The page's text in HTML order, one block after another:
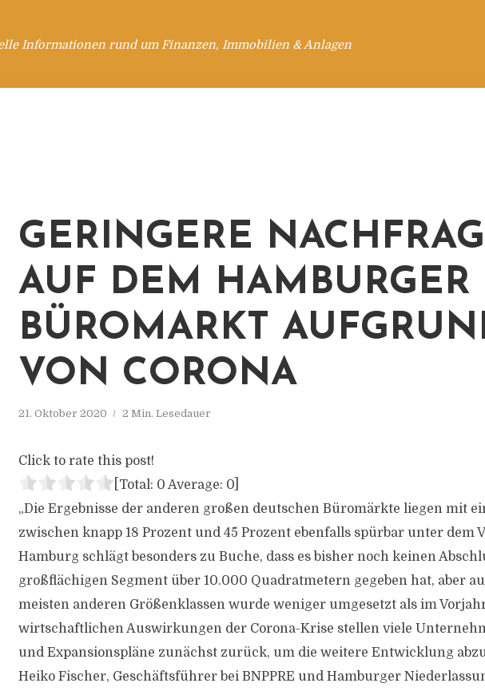
Informationen rund um Finanzen, Immobilien & Anlagen
GERINGERE
AUF DEM HAMBURGER
BÜROMARKT
VON CORONA
21. Oktober 2020 2 Min. Lesedauer
Click to rate this post!
[Total: 0 Average: 0
„Die Ergebnisse der anderen großen deutschen Büromärkte liegen mit
zwischen knapp 18 Prozent und 45 Prozent ebenfalls spürbar unter dem
Hamburg schlägt besonders zu Buche, dass es bisher noch keinen
großflächigen Segment über 10.000 Quadratmetern gegeben hat, aber
meisten anderen Größenklassen wurde weniger umgesetzt als im
wirtschaftlichen Auswirkungen der Corona-Krise stellen viele
und Expansionspläne zunächst zurück, um die weitere Entwicklung
Heiko Fischer, Geschäftsführer bei BNPPRE und Hamburger